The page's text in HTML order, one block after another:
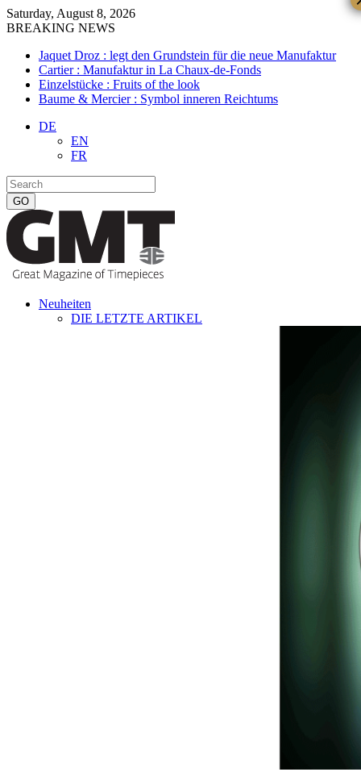
Saturday, August 8, 2026
BREAKING NEWS
Jaquet Droz : legt den Grundstein für die neue Manufaktur
Cartier : Manufaktur in La Chaux-de-Fonds
Einzelstücke : Fruits of the look
Baume & Mercier : Symbol inneren Reichtums
DE
EN
FR
Neuheiten
DIE LETZTE ARTIKEL